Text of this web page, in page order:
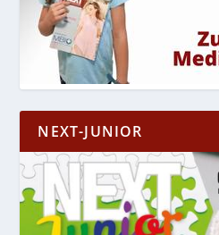
NEXT-JUNIOR